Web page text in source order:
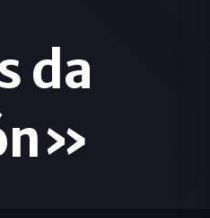
da